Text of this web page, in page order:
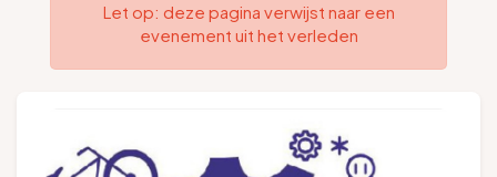
Onze suggesties
Pays de Liège
Let op: deze pagina verwijst naar een
evenement uit het verleden